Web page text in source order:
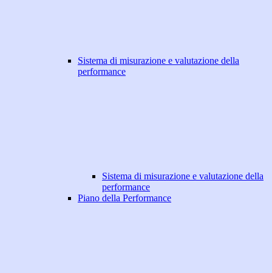
Sistema di misurazione e valutazione della
performance
Sistema di misurazione e valutazione della
performance
Piano della Performance